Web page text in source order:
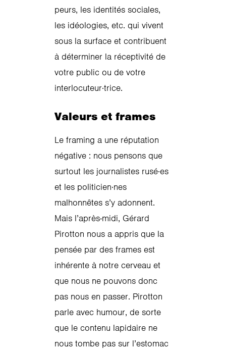
peurs, les identités sociales,
les idéologies, etc. qui vivent
sous la surface et contribuent
à déterminer la réceptivité de
votre public ou de votre
interlocuteur·trice.
Valeurs et frames
Le framing a une réputation
négative : nous pensons que
surtout les journalistes rusé·es
et les politicien·nes
malhonnêtes s’y adonnent.
Mais l’après-midi, Gérard
Pirotton nous a appris que la
pensée par des frames est
inhérente à notre cerveau et
que nous ne pouvons donc
pas nous en passer. Pirotton
parle avec humour, de sorte
que le contenu lapidaire ne
nous tombe pas sur l’estomac